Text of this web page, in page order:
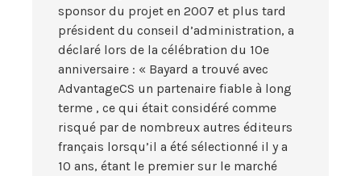
sponsor du projet en 2007 et plus tard
président du conseil d’administration, a
déclaré lors de la célébration du 10e
anniversaire : « Bayard a trouvé avec
AdvantageCS un partenaire fiable à long
terme , ce qui était considéré comme
risqué par de nombreux autres éditeurs
français lorsqu’il a été sélectionné il y a
10 ans, étant le premier sur le marché